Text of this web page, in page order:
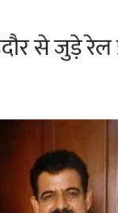
से जुड़े रेल